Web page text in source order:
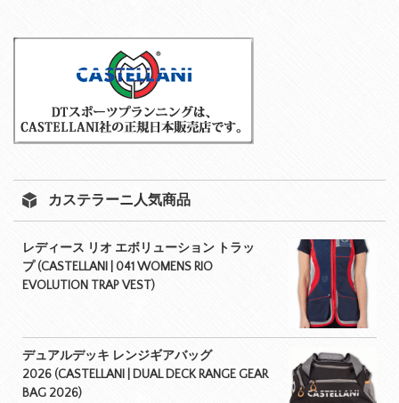
カステラーニ人気商品
レディース リオ エボリューション トラッ
プ (CASTELLANI | 041 WOMENS RIO
EVOLUTION TRAP VEST)
デュアルデッキ レンジギアバッグ
2026 (CASTELLANI | DUAL DECK RANGE GEAR
BAG 2026)